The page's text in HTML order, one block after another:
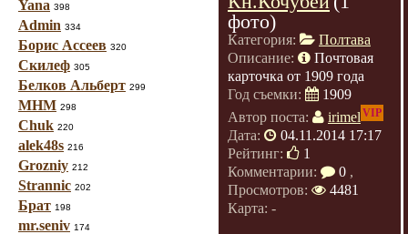
Yana 398
Admin 334
Борис Ассеев 320
Скилеф 305
Белков Альберт 299
МНМ 298
Chuk 220
alek48s 216
Grozniy 212
Strannic 202
Брат 198
mr.seniv 174
фото)
Категория:
Полтава
Описание:
Почтовая
карточка от 1909 года
Год съемки:
1909
Автор поста:
irimel VIP
Дата:
04.11.2014 17:17
Рейтинг:
1
Комментарии:
0 ,
Просмотров:
4481
Карта: -